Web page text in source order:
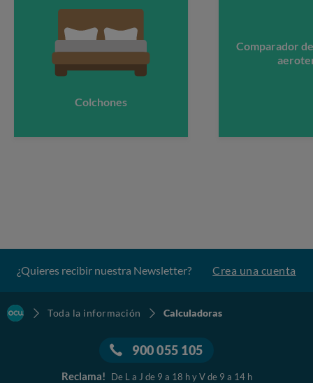
Colchones
Comparador
¿Quieres recibir nuestra Newsletter? Crea una cuenta
Toda la información Calculadoras
900 055 105
Reclama! De L a J de 9 a 18 h y V de 9 a 14 h